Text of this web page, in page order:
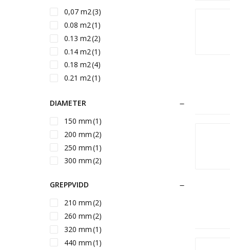
680 mm (1)
730 mm (1)
745 mm (1)
780 mm (1)
785 mm (1)
790 mm (1)
875 mm
(1)
(1)
(1)
2000 mm (1)
2500 mm
0,07 m2(3)
0.08 m2(1)
0.13 m2(2)
0.14 m2(1)
0.18 m2(4)
0.21 m2(1)
0.23 m2
0.25 m2 (4)
0.28 m2 (1)
0.30 m2 (1)
0.32 m2 (3)
DIAMETER
150 mm(1)
200 mm(2)
250 mm(1)
300 mm(2)
GREPPVIDD
210 mm(2)
260 mm(2)
320 mm(1)
440 mm(1)